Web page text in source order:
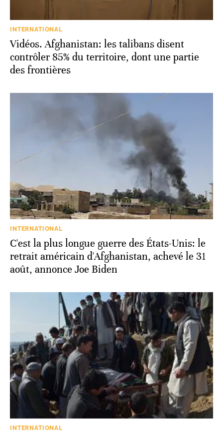
INTERNATIONAL
Vidéos. Afghanistan: les talibans disent
contrôler 85% du territoire, dont une partie
des frontières
INTERNATIONAL
C'est la plus longue guerre des États-Unis: le
retrait américain d'Afghanistan, achevé le 31
août, annonce Joe Biden
INTERNATIONAL